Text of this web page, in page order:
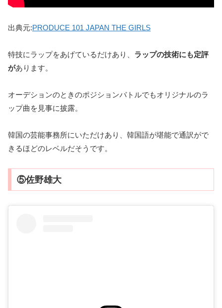
出典元:PRODUCE 101 JAPAN THE GIRLS
特技にラップをあげているだけあり、 ラップの技術にも定評
があります。
オーデションのときのポジションバトルでもオリジナルのラ
ップ曲を見事に披露。
韓国の芸能事務所にいただけあり、韓国語が堪能で通訳がで
きるほどのレベルだそうです。
⑤佐野雄大